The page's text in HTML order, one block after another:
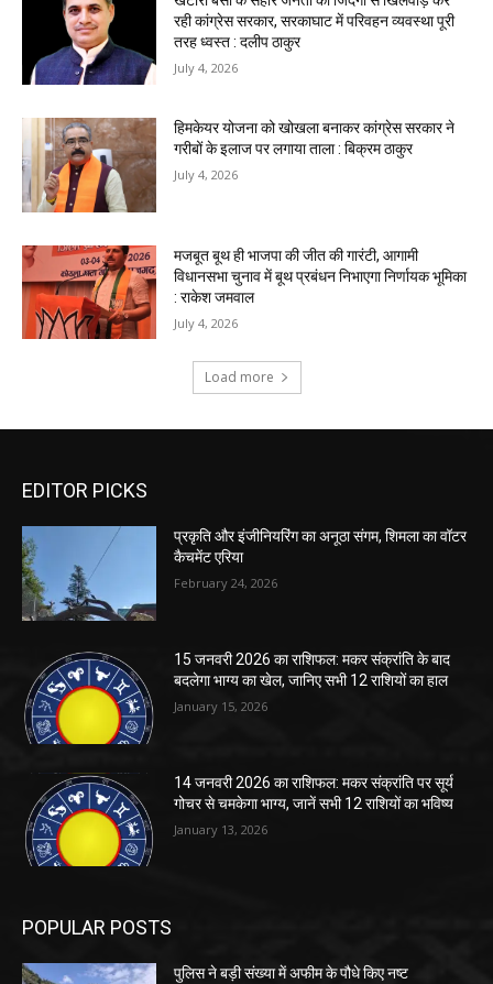
EDITOR PICKS
प्रकृति और इंजीनियरिंग का अनूठा संगम, शिमला का वॉटर
कैचमेंट एरिया
February 24, 2026
15 जनवरी 2026 का राशिफल: मकर संक्रांति के बाद
बदलेगा भाग्य का खेल, जानिए सभी 12 राशियों का हाल
January 15, 2026
14 जनवरी 2026 का राशिफल: मकर संक्रांति पर सूर्य
गोचर से चमकेगा भाग्य, जानें सभी 12 राशियों का भविष्य
January 13, 2026
POPULAR POSTS
पुलिस ने बड़ी संख्या में अफीम के पौधे किए नष्ट